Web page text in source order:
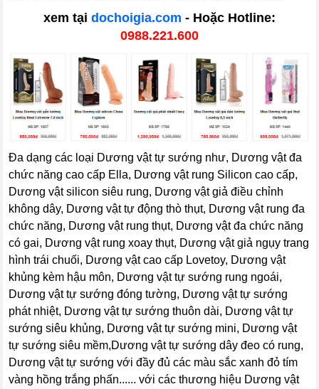
xem tại dochoigia.com - Hoặc Hotline:
0988.221.600
Đa dạng các loại Dương vật tự sướng như, Dương vật đa
chức năng cao cấp Ella, Dương vật rung Silicon cao cấp,
Dương vật silicon siêu rung, Dương vật giả điều chỉnh
không dây, Dương vật tự động thò thụt, Dương vật rung đa
chức năng, Dương vật rung thụt, Dương vật đa chức năng
có gai, Dương vật rung xoay thụt, Dương vật giả ngụy trang
hình trái chuối, Dương vật cao cấp Lovetoy, Dương vật
khủng kèm hậu môn, Dương vật tự sướng rung ngoái,
Dương vật tự sướng đóng tường, Dương vật tự sướng
phát nhiệt, Dương vật tự sướng thuôn dài, Dương vật tự
sướng siêu khủng, Dương vật tự sướng mini, Dương vật
tự sướng siêu mềm,Dương vật tự sướng dây đeo có rung,
Dương vật tự sướng với đầy đủ các màu sắc xanh đỏ tím
vàng hồng trắng phấn...... với các thương hiệu Dương vật